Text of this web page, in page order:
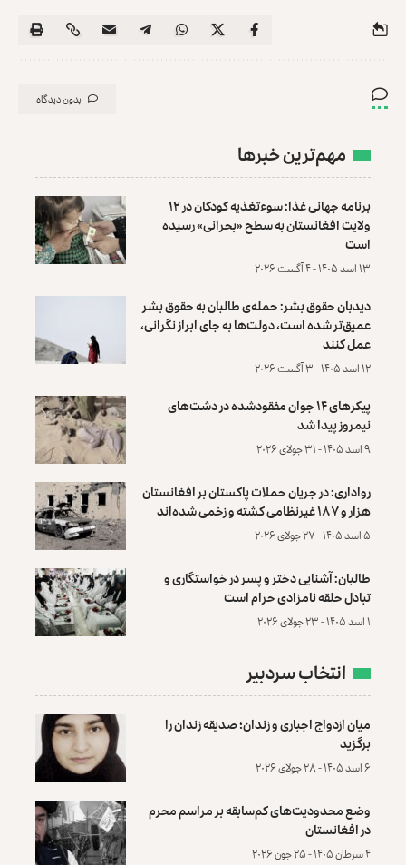
بدون دیدگاه
مهم‌ترین خبرها
برنامه جهانی غذا: سوءتغذیه کودکان در ۱۲
ولایت افغانستان به سطح «بحرانی» رسیده
است
۱۳ اسد ۱۴۰۵ - ۴ آگست ۲۰۲۶
دیدبان حقوق بشر: حمله‌ی طالبان به حقوق بشر
عمیق‌تر شده است، دولت‌ها به جای ابراز نگرانی،
عمل کنند
۱۲ اسد ۱۴۰۵ - ۳ آگست ۲۰۲۶
پیکرهای ۱۴ جوان مفقودشده در دشت‌های
نیمروز پیدا شد
۹ اسد ۱۴۰۵ - ۳۱ جولای ۲۰۲۶
رواداری: در جریان حملات پاکستان بر افغانستان
هزار و ۱۸۷ غیرنظامی کشته و زخمی شده‌اند
۵ اسد ۱۴۰۵ - ۲۷ جولای ۲۰۲۶
طالبان: آشنایی دختر و پسر در خواستگاری و
تبادل حلقه نامزادی حرام است
۱ اسد ۱۴۰۵ - ۲۳ جولای ۲۰۲۶
انتخاب سردبیر
میان ازدواج اجباری و زندان؛ صدیقه زندان را
برگزید
۶ اسد ۱۴۰۵ - ۲۸ جولای ۲۰۲۶
وضع محدودیت‌های کم‌سابقه بر مراسم محرم
در افغانستان
۴ سرطان ۱۴۰۵ - ۲۵ جون ۲۰۲۶